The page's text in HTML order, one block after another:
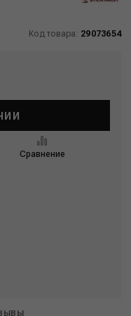
Код товара: 29073654
Сравнение